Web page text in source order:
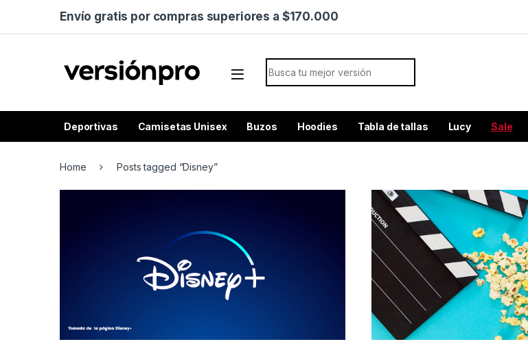
Envío gratis por compras superiores a $170.000
Search for:
Deportivas Camisetas Unisex Buzos Hoodies Tabla de tallas Lucy Sale
Home Posts tagged “Disney”